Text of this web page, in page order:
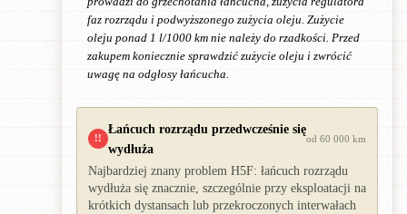
faz rozrządu i podwyższonego zużycia oleju. Zużycie
oleju ponad 1 l/1000 km nie należy do rzadkości. Przed
zakupem koniecznie sprawdzić zużycie oleju i zwrócić
uwagę na odgłosy łańcucha.
!!
Łańcuch rozrządu przedwcześnie się
wydłuża
od 60 000 km
Najbardziej znany problem H5F: łańcuch rozrządu
wydłuża się znacznie, szczególnie przy eksploatacji na
krótkich dystansach lub przekroczonych interwałach